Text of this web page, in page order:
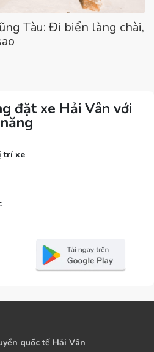
Tàu: Đi biển làng chài,
đặt xe Hải Vân với
trí xe
quốc tế Hải Vân